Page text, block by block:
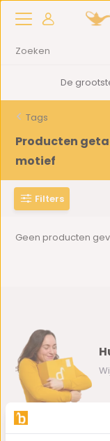
De
Tags
Producten
motief
Filters
Geen producten